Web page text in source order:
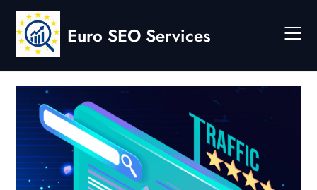
Skip
content
Euro SEO Services